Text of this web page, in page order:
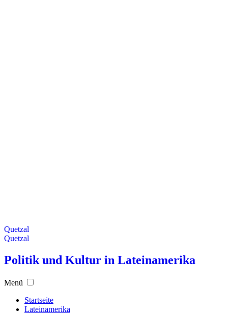
Quetzal
Quetzal
Politik und Kultur in Lateinamerika
Menü
Startseite
Lateinamerika